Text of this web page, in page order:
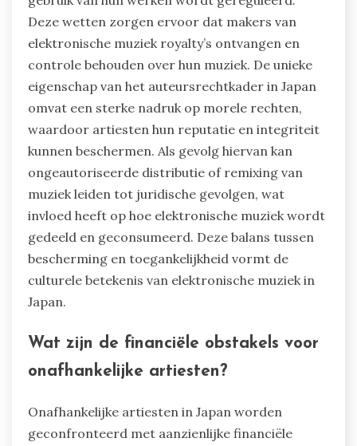
Deze wetten zorgen ervoor dat makers van
elektronische muziek royalty’s ontvangen en
controle behouden over hun muziek. De unieke
eigenschap van het auteursrechtkader in Japan
omvat een sterke nadruk op morele rechten,
waardoor artiesten hun reputatie en integriteit
kunnen beschermen. Als gevolg hiervan kan
ongeautoriseerde distributie of remixing van
muziek leiden tot juridische gevolgen, wat
invloed heeft op hoe elektronische muziek wordt
gedeeld en geconsumeerd. Deze balans tussen
bescherming en toegankelijkheid vormt de
culturele betekenis van elektronische muziek in
Japan.
Wat zijn de financiële obstakels voor
onafhankelijke artiesten?
Onafhankelijke artiesten in Japan worden
geconfronteerd met aanzienlijke financiële